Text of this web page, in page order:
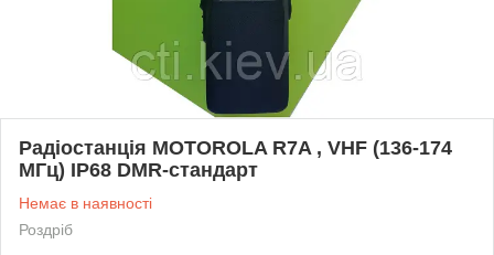
Радіостанція MOTOROLA R7A , VHF (136-174
МГц) IP68 DMR-стандарт
Немає в наявності
Роздріб